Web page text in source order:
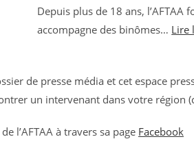
Depuis plus de 18 ans, l’AFTAA
accompagne des binômes… Lire
de presse média et cet espace
un intervenant dans votre région
l’AFTAA à travers sa page Facebook